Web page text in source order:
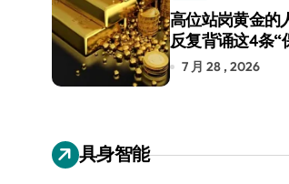
高位站岗黄金的
反复背诵这4条“
7 月 28 , 2026
具身智能